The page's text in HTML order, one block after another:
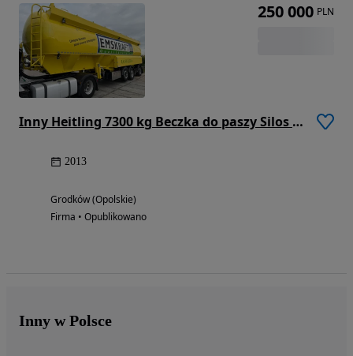
Inny Heitling 7300 kg Beczka do paszy Silos Paszowóz 2013 Rok
2013
Grodków (Opolskie)
Firma • Opublikowano
250 000 PLN
Inny w Polsce